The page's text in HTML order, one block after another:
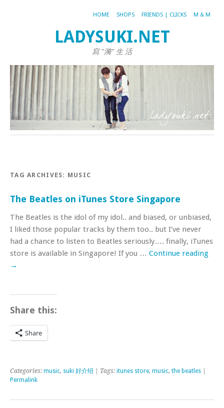
HOME SHOPS FRIENDS | CLICKS M & M
LADYSUKI.NET
寫 "漪" 生 活
TAG ARCHIVES: MUSIC
The Beatles on iTunes Store Singapore
The Beatles is the idol of my idol.. and biased, or unbiased,
I liked those popular tracks by them too.. but I’ve never
had a chance to listen to Beatles seriously…. finally, iTunes
store is available in Singapore! If you … Continue reading
→
Share this:
Share
Categories: music, suki 好介绍 | Tags: itunes store, music, the beatles
Permalink